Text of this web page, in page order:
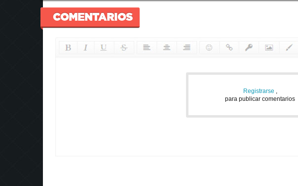
COMENTARIOS
Registrarse ,
para publicar comentarios